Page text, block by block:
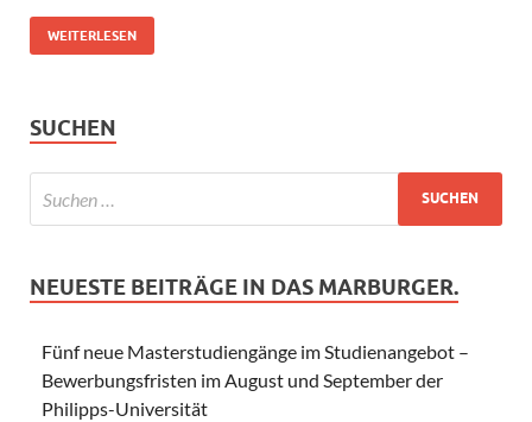
WEITERLESEN
SUCHEN
NEUESTE BEITRÄGE IN DAS MARBURGER.
Fünf neue Masterstudiengänge im Studienangebot –
Bewerbungsfristen im August und September der
Philipps-Universität